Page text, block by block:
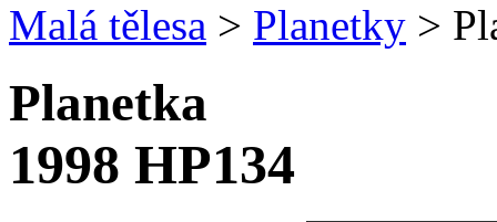
Malá tělesa > Planetky >
Planetka
1998 HP134